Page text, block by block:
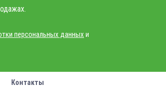
персональных данных и
Контакты